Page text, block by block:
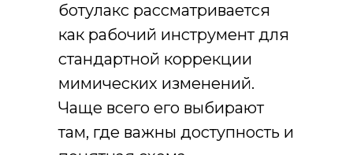
ботулакс рассматривается
как рабочий инструмент для
стандартной коррекции
мимических изменений.
Чаще всего его выбирают
там, где важны доступность и